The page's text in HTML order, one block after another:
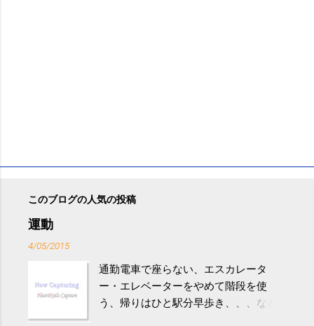
このブログの人気の投稿
運動
4/05/2015
通勤電車で座らない、エスカレータ
ー・エレベーターをやめて階段を使
う、帰りはひと駅分早歩き、、、など